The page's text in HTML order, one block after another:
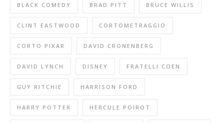
BLACK COMEDY BRAD PITT BRUCE WILLIS
CLINT EASTWOOD CORTOMETRAGGIO
CORTO PIXAR DAVID CRONENBERG
DAVID LYNCH DISNEY FRATELLI COEN
GUY RITCHIE HARRISON FORD
HARRY POTTER HERCULE POIROT